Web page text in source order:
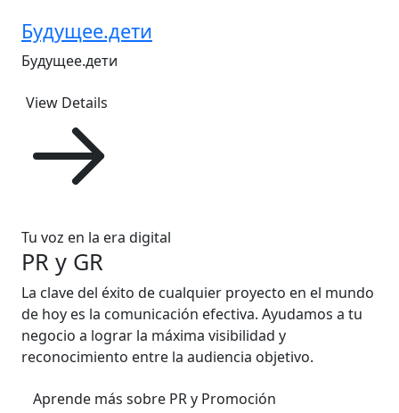
Будущее.дети
Будущее.дети
View Details
Tu voz en la era digital
PR y GR
La clave del éxito de cualquier proyecto en el mundo
de hoy es la comunicación efectiva. Ayudamos a tu
negocio a lograr la máxima visibilidad y
reconocimiento entre la audiencia objetivo.
Aprende más sobre PR y Promoción